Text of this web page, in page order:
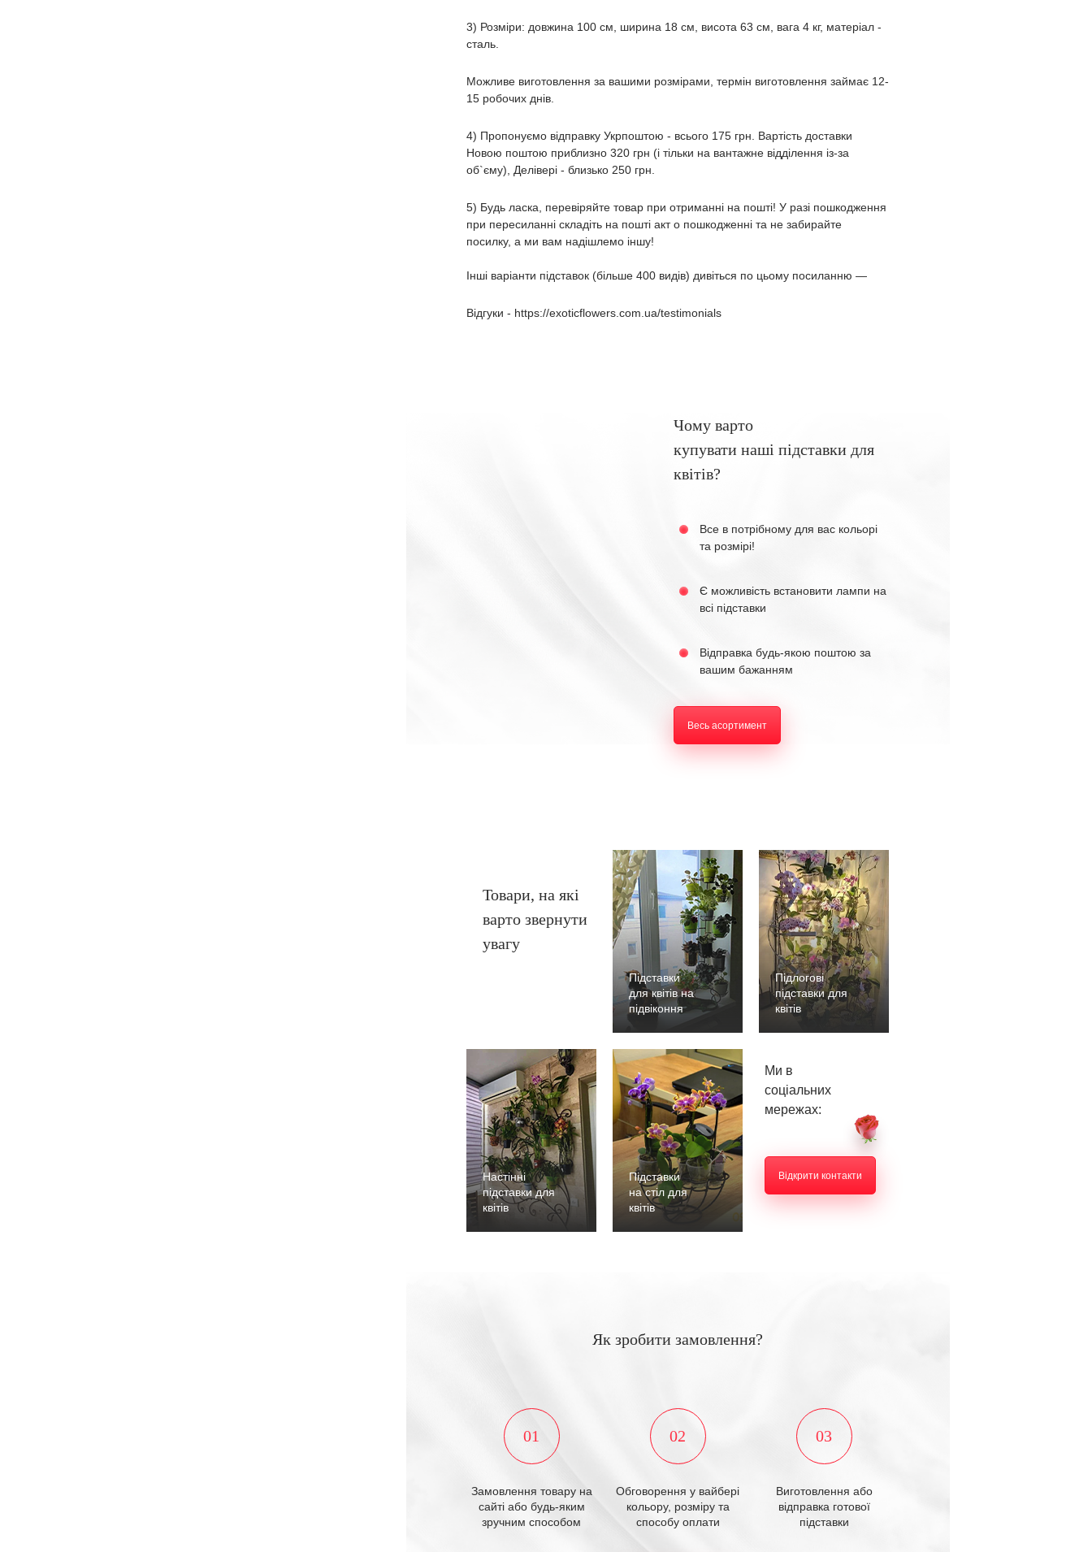
3) Розміри: довжина 100 см, ширина 18 см, висота 63 см, вага 4 кг, матеріал -
сталь.
Можливе виготовлення за вашими розмірами, термін виготовлення займає 12-
15 робочих днів.
4) Пропонуємо відправку Укрпоштою - всього 175 грн. Вартість доставки
Новою поштою приблизно 320 грн (і тільки на вантажне відділення із-за
об`єму), Делівері - близько 250 грн.
5) Будь ласка, перевіряйте товар при отриманні на пошті! У разі пошкодження
при пересиланні складіть на пошті акт о пошкодженні та не забирайте
посилку, а ми вам надішлемо іншу!
Інші варіанти підставок (більше 400 видів) дивіться по цьому посиланню —
Відгуки - https://exoticflowers.com.ua/testimonials
Чому варто
купувати наші підставки для
квітів?
Все в потрібному для вас кольорі
та розмірі!
Є можливість встановити лампи на
всі підставки
Відправка будь-якою поштою за
вашим бажанням
Весь асортимент
Товари, на які
варто звернути
увагу
Підставки
для квітів на
підвіконня
Підлогові
підставки для
квітів
Настінні
підставки для
квітів
Підставки
на стіл для
квітів
Ми в
соціальних
мережах:
Відкрити контакти
Як зробити замовлення?
01
Замовлення товару на
сайті або будь-яким
зручним способом
02
Обговорення у вайбері
кольору, розміру та
способу оплати
03
Виготовлення або
відправка готової
підставки